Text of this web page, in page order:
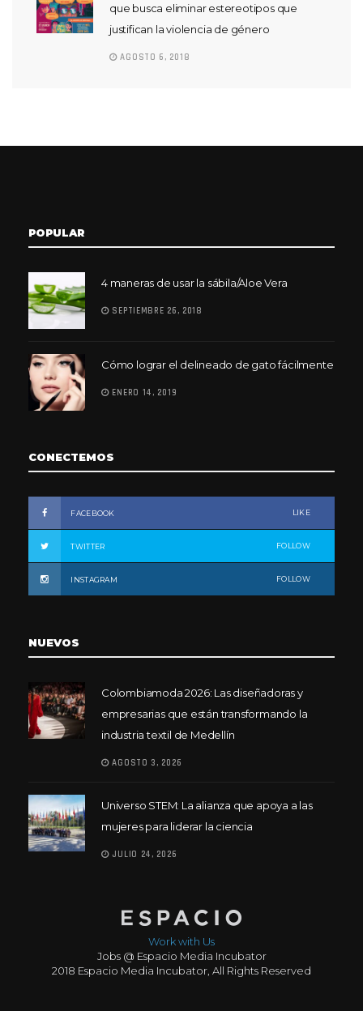
que busca eliminar estereotipos que
justifican la violencia de género
AGOSTO 6, 2018
POPULAR
4 maneras de usar la sábila/Aloe Vera
SEPTIEMBRE 26, 2018
Cómo lograr el delineado de gato fácilmente
ENERO 14, 2019
CONECTEMOS
FACEBOOK LIKE
TWITTER FOLLOW
INSTAGRAM FOLLOW
NUEVOS
Colombiamoda 2026: Las diseñadoras y
empresarias que están transformando la
industria textil de Medellín
AGOSTO 3, 2026
Universo STEM: La alianza que apoya a las
mujeres para liderar la ciencia
JULIO 24, 2026
Work with Us
Jobs @ Espacio Media Incubator
2018 Espacio Media Incubator, All Rights Reserved